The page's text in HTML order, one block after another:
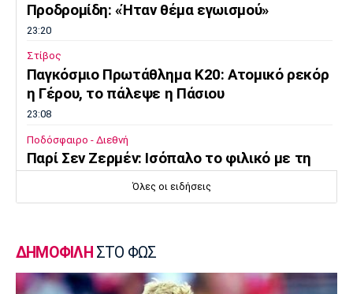
Προδρομίδη: «Ήταν θέμα εγωισμού»
23:20
Στίβος
Παγκόσμιο Πρωτάθλημα Κ20: Ατομικό ρεκόρ
η Γέρου, το πάλεψε η Πάσιου
23:08
Ποδόσφαιρο - Διεθνή
Παρί Σεν Ζερμέν: Ισόπαλο το φιλικό με τη
Μάντσεστερ Γιουνάιτεντ
Σκωτία: «Δύο στα δύο» η Σεντ Μίρεν, πρώτη
νίκη για Νταντί
22:40
Όλες οι ειδήσεις
ΔΗΜΟΦΙΛΗ ΣΤΟ ΦΩΣ